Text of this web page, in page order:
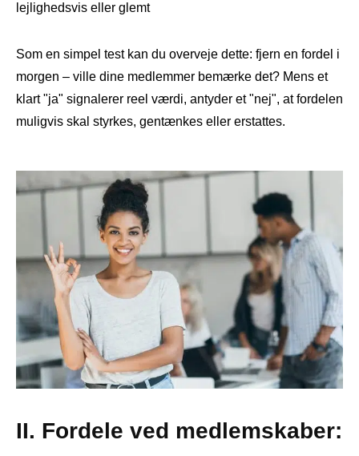
lejlighedsvis eller glemt
Som en simpel test kan du overveje dette: fjern en fordel i
morgen – ville dine medlemmer bemærke det? Mens et
klart "ja" signalerer reel værdi, antyder et "nej", at fordelen
muligvis skal styrkes, gentænkes eller erstattes.
II. Fordele ved medlemskaber: